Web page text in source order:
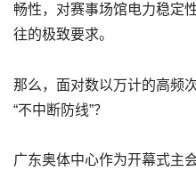
畅性，对赛事场馆电力稳定
往的极致要求。
那么，面对数以万计的高频
“不中断防线”？
广东奥体中心作为开幕式主